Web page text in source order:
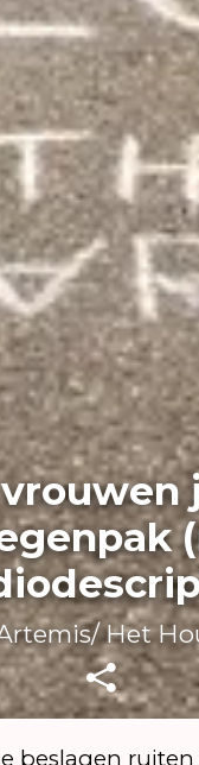
Het
beslagen ruiten